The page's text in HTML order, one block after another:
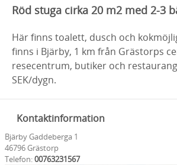
Röd stuga cirka 20 m2 med 2-3
Här finns toalett, dusch och
finns i Bjärby, 1 km från Grästorps
resecentrum, butiker och
SEK/dygn.
Kontaktinformation
Bjärby Gaddeberga 1
46796 Grästorp
Telefon:00763231567